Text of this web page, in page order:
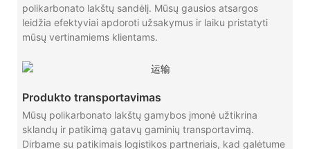
polikarbonato lakštų sandėlį. Mūsų gausios atsargos
leidžia efektyviai apdoroti užsakymus ir laiku pristatyti
mūsų vertinamiems klientams.
Produkto transportavimas
Mūsų polikarbonato lakštų gamybos įmonė užtikrina
sklandų ir patikimą gatavų gaminių transportavimą.
Dirbame su patikimais logistikos partneriais, kad galėtume